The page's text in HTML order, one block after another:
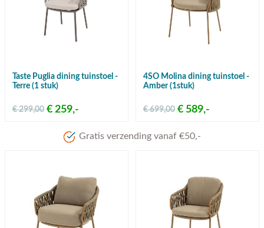
Taste Puglia dining tuinstoel -
Terre (1 stuk)
€ 259,-
€ 299,00
4SO Molina dining tuinstoel -
Amber (1stuk)
€ 589,-
€ 699,00
Meer dan 80 jaar ervaring